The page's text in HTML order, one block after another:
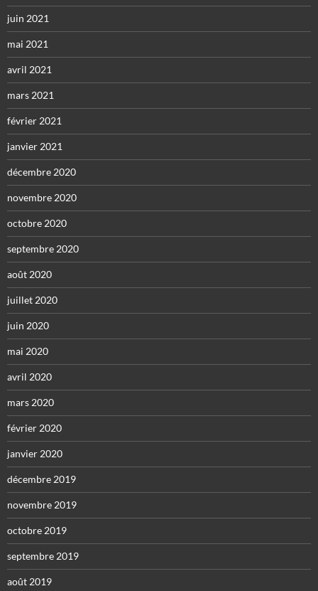
juin 2021
mai 2021
avril 2021
mars 2021
février 2021
janvier 2021
décembre 2020
novembre 2020
octobre 2020
septembre 2020
août 2020
juillet 2020
juin 2020
mai 2020
avril 2020
mars 2020
février 2020
janvier 2020
décembre 2019
novembre 2019
octobre 2019
septembre 2019
août 2019